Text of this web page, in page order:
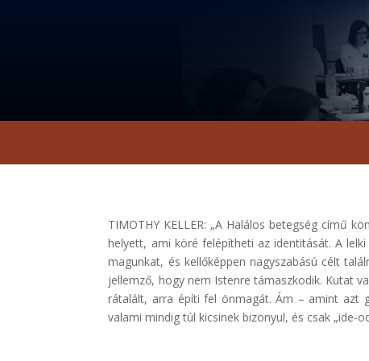
TIMOTHY KELLER: „A Halálos betegség című
helyett, ami köré felépítheti az identitását. A
magunkat, és kellőképpen nagyszabású célt
jellemző, hogy nem Istenre támaszkodik. Kutat
rátalált, arra építi fel önmagát. Ám – amint azt
valami mindig túl kicsinek bizonyul, és csak „ide-